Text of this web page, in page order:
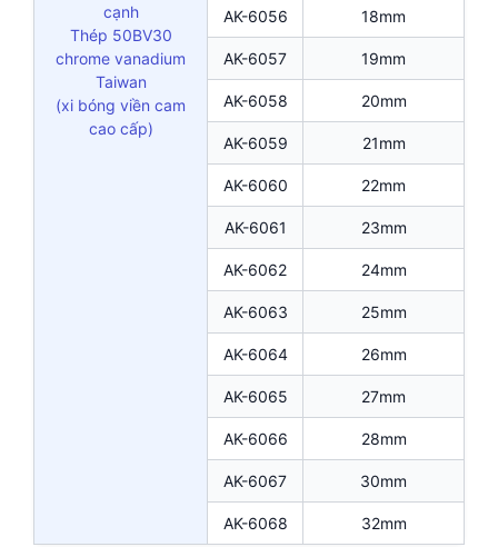
cạnh
Thép 50BV30
chrome vanadium
Taiwan
(xi bóng viền cam
cao cấp)
AK-6056 18mm
AK-6057 19mm
AK-6058 20mm
AK-6059 21mm
AK-6060 22mm
AK-6061 23mm
AK-6062 24mm
AK-6063 25mm
AK-6064 26mm
AK-6065 27mm
AK-6066 28mm
AK-6067 30mm
AK-6068 32mm